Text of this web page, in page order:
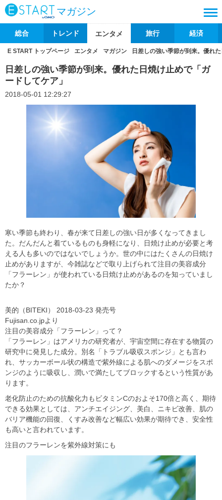
マガジン
総合 トレンド エンタメ 旅行 経済
E START トップページ エンタメ マガジン 日差しの強い季節が到来。優れ
日差しの強い季節が到来。優れた日焼け止めで「ガ
ードしてケア」
2018-05-01 12:29:27
寒い季節も終わり、春が来て日差しの強い日が多くなってきまし
た。だんだんと着ているものも身軽になり、日焼け止めが必要と考
える人も多いのではないでしょうか。世の中にはたくさんの日焼け
止めがありますが、今雑誌などで取り上げられて注目の美容成分
「フラーレン」が使われている日焼け止めがあるのを知っていまし
たか？
美的（BITEKI） 2018-03-23 発売号
Fujisan.co.jpより
注目の美容成分「フラーレン」って？
「フラーレン」はアメリカの研究者が、宇宙空間に存在する物質の
研究中に発見した成分。別名「トラブル吸収スポンジ」とも言わ
れ、サッカーボール状の構造で紫外線による肌へのダメージをスポ
ンジのように吸収し、潤いで満たしてブロックするという性質があ
ります。
老化防止のための抗酸化力もビタミンCのおよそ170倍と高く、期待
できる効果としては、アンチエイジング、美白、ニキビ改善、肌の
バリア機能の回復、くすみ改善など幅広い効果が期待でき、安全性
も高いと言われています。
注目のフラーレンを紫外線対策にも